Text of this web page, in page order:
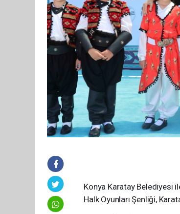
Konya Karatay Belediyesi
Halk Oyunları Şenliği,